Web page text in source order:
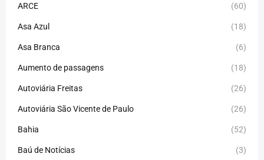
ARCE (60)
Asa Azul (18)
Asa Branca (6)
Aumento de passagens (18)
Autoviária Freitas (26)
Autoviária São Vicente de Paulo (26)
Bahia (52)
Baú de Notícias (3)